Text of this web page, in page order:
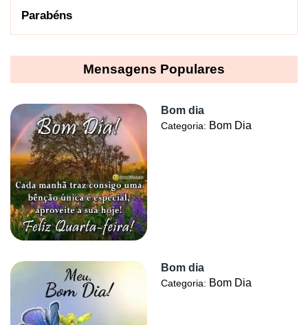
Parabéns
Mensagens Populares
Bom dia
Categoria: Bom Dia
Bom dia
Categoria: Bom Dia